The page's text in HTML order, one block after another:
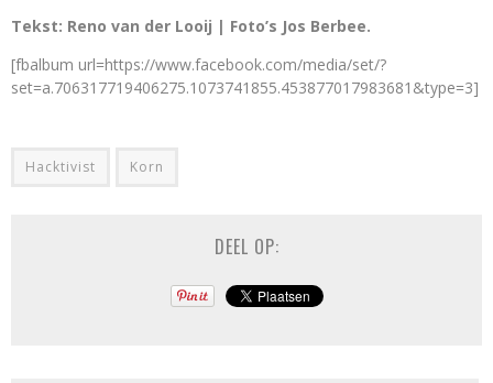
Tekst: Reno van der Looij | Foto’s Jos Berbee.
[fbalbum url=https://www.facebook.com/media/set/?
set=a.706317719406275.1073741855.453877017983681&type=3]
Hacktivist Korn
DEEL OP: